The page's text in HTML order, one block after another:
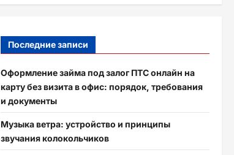
Последние записи
Оформление займа под залог ПТС онлайн на
карту без визита в офис: порядок, требования
и документы
Музыка ветра: устройство и принципы
звучания колокольчиков